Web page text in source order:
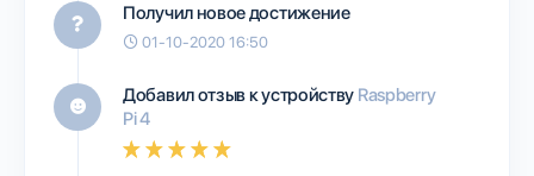
Получил новое достижение
01-10-2020 16:50
Добавил отзыв к устройству Raspberry
Pi 4